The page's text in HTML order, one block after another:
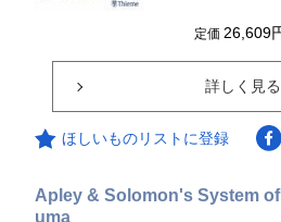
定価26,609
詳しく見る
ほしいものリストに登録
Apley & Solomon's System
uma